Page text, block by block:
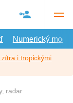
Numerický model
i tropickými
radar